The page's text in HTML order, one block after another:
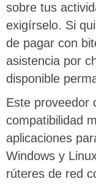
sobre tus
exigírselo. Si
de pagar con
asistencia por
disponible
Este proveedor
compatibilidad
aplicaciones
Windows y
rúteres de red